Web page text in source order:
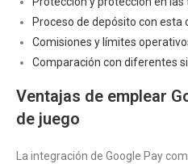
Proceso de depósito con esta
Comisiones y límites
Comparación con diferentes
Ventajas de emplear
de juego
La integración de Google Pay